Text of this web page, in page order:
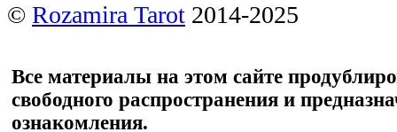
© Rozamira Tarot 2014-2025
Все материалы на этом сайте
свободного распространения и
ознакомления.